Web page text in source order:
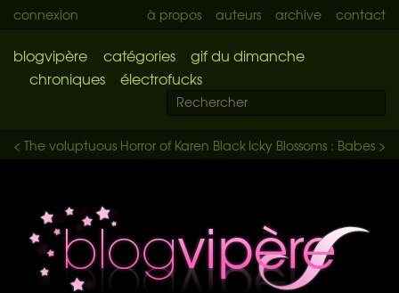
connexion à propos auteurs archive contact
blogvipère catégories
gif du dimanche
chroniques
électrofucks
Icky Blossoms : Babes >
< The voluptuous Horror of Karen Black